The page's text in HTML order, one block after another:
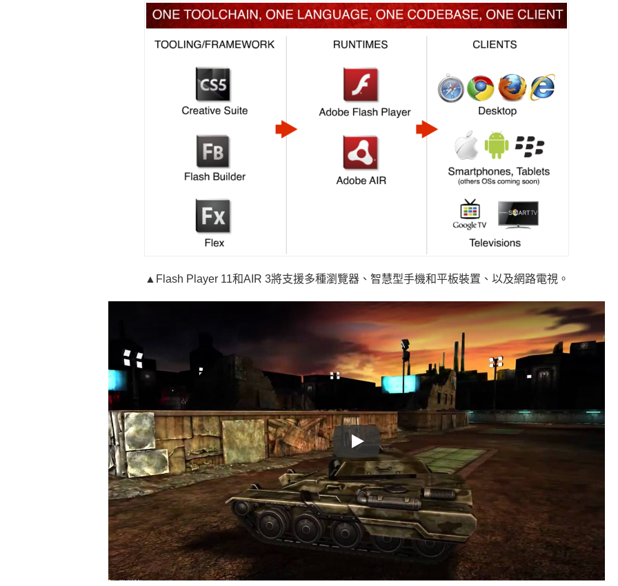
▲Flash Player 11和AIR 3將支援多種瀏覽器、智慧型手機和平板裝置、以及網路電視。
Play